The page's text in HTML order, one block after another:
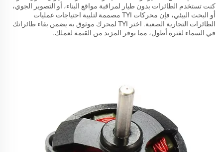
كنت تستخدم الطائرات بدون طيار لمراقبة مواقع البناء، أو التصوير الجوي،
أو البحث البيئي، فإن محركات TYI مصممة لتلبية احتياجات عمليات
الطائرات التجارية الصعبة. اختر TYI لمحرك موثوق به يضمن بقاء طائراتك
في السماء لفترة أطول، مما يوفر المزيد من القيمة لعملك.